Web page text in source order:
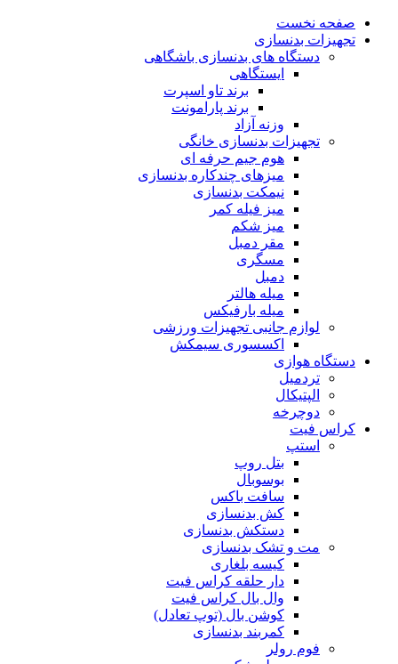
صفحه نخست
تجهیزات بدنسازی
دستگاه های بدنسازی باشگاهی
ایستگاهی
برند تاو اسپرت
برند پارامونت
وزنه آزاد
تجهیزات بدنسازی خانگی
هوم جیم حرفه ای
میزهای چندکاره بدنسازی
نیمکت بدنسازی
میز فیله کمر
میز شکم
مقر دمبل
مسگری
دمبل
میله هالتر
میله بارفیکس
لوازم جانبی تجهیزات ورزشی
اکسسوری سیمکش
دستگاه هوازی
تردمیل
الپتیکال
دوچرخه
کراس فیت
استپ
بتل روپ
بوسوبال
سافت باکس
کش بدنسازی
دستکش بدنسازی
مت و تشک بدنسازی
کیسه بلغاری
دار حلقه کراس فیت
وال بال کراس فیت
کوشن بال (توپ تعادل)
کمربند بدنسازی
فوم رولر